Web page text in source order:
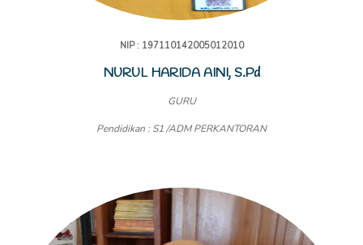
NIP : 197110142005012010
NURUL HARIDA AINI, S.Pd
GURU
Pendidikan : S1 /ADM PERKANTORAN